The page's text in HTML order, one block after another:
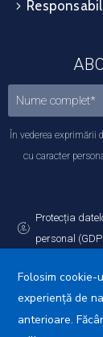
În vederea exprimării
cu caracter
Protecția
personal
Folosim cookie-
experiență de
anterioare.